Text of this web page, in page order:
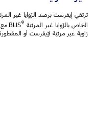
ترتقي إيفرست برصد الزّوايا غير
الخاص بالزّوايا غير المرئيّة BLIS ®‎
زاوية غير مرئيّة لإيفرست أو